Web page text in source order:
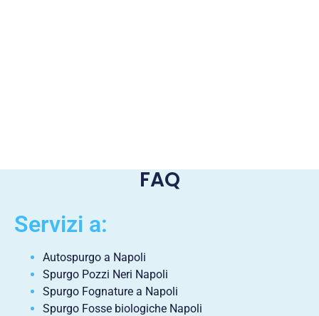
FAQ
Servizi a:
Autospurgo a Napoli
Spurgo Pozzi Neri Napoli
Spurgo Fognature a Napoli
Spurgo Fosse biologiche Napoli